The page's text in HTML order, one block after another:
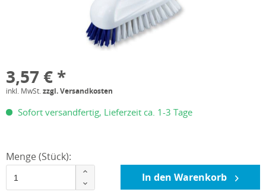
3,57 € *
inkl. MwSt.zzgl. Versandkosten
Sofort versandfertig, Lieferzeit ca. 1-3 Tage
Menge (Stück):
In den Warenkorb